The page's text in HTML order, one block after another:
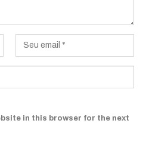
in this browser for the next